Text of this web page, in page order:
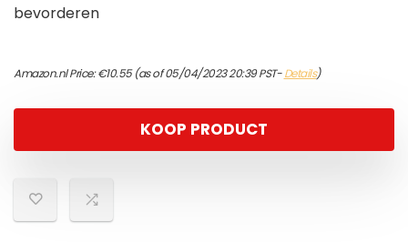
bevorderen
Amazon.nl Price:€10.55(as of 05/04/2023 20:39 PST-Details)
KOOP PRODUCT